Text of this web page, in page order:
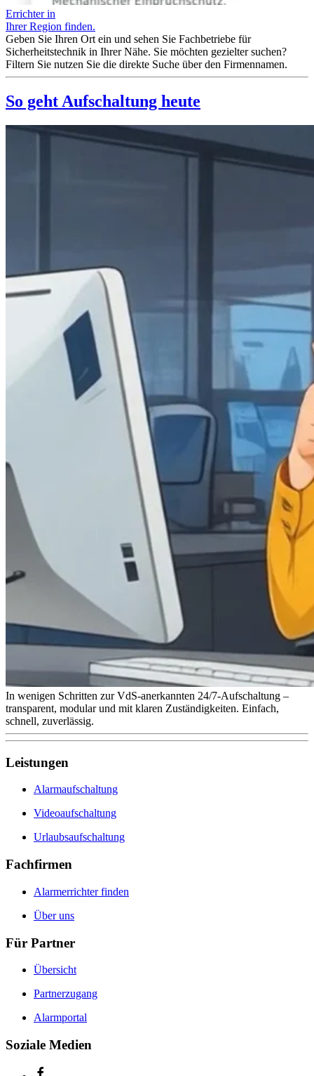
Errichter in
Ihrer Region finden.
Geben Sie Ihren Ort ein und sehen Sie Fachbetriebe für
Sicherheitstechnik in Ihrer Nähe. Sie möchten gezielter suchen?
Filtern Sie nutzen Sie die direkte Suche über den Firmennamen.
So geht Aufschaltung heute
In wenigen Schritten zur VdS-anerkannten 24/7-Aufschaltung –
transparent, modular und mit klaren Zuständigkeiten. Einfach,
schnell, zuverlässig.
Leistungen
Alarmaufschaltung
Videoaufschaltung
Urlaubsaufschaltung
Fachfirmen
Alarmerrichter finden
Über uns
Für Partner
Übersicht
Partnerzugang
Alarmportal
Soziale Medien